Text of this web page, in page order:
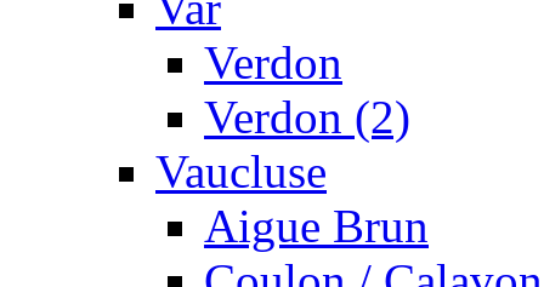
Verdon
Verdon (2)
Vaucluse
Aigue Brun